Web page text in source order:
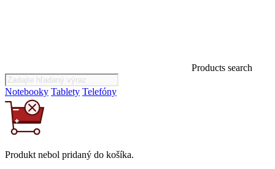
Products search
Notebooky Tablety Telefóny
Produkt nebol pridaný do košíka.